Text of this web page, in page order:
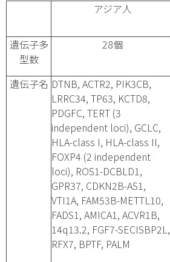
アジア人
遺伝子多
型数
28個
遺伝子名 DTNB, ACTR2, PIK3CB,
LRRC34, TP63, KCTD8,
PDGFC, TERT (3
independent loci), GCLC,
HLA-class I, HLA-class II,
FOXP4 (2 independent
loci), ROS1-DCBLD1,
GPR37, CDKN2B-AS1,
VTI1A, FAM53B-METTL10,
FADS1, AMICA1, ACVR1B,
14q13.2, FGF7-SECISBP2L,
RFX7, BPTF, PALM